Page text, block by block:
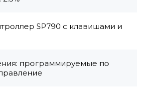
SP790 с клавишами и
программируемые по